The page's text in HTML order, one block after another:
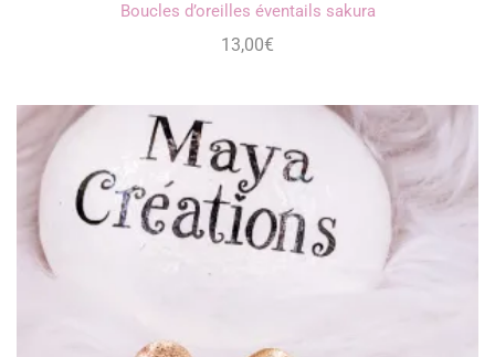
Boucles d’oreilles éventails sakura
13,00€